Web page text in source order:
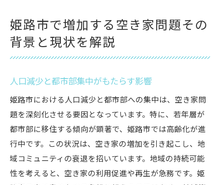
空き家の増加が地域に与える経済的影響
地域社会での空き家問題への認識と対応
空き家をリノベーションするための条件
地域の特性を活かした再利用方法の考察
行政と連携した効果的な立地戦略の構築
観光資源を活用した空き家再利用の可能性
新しいビジネスモデルによる空き家活性化
地域コミュニティと協働した空き家活用戦
略
姫路市で増加する空き家問題その
背景と現状を解説
人口減少と都市部集中がもたらす影響
姫路市における人口減少と都市部への集中は、空き家問
題を深刻化させる要因となっています。特に、若年層が
都市部に移住する傾向が顕著で、姫路市では高齢化が進
行中です。この状況は、空き家の増加を引き起こし、地
域コミュニティの衰退を招いています。地域の持続可能
性を考えると、空き家の利用促進や再生が急務です。姫